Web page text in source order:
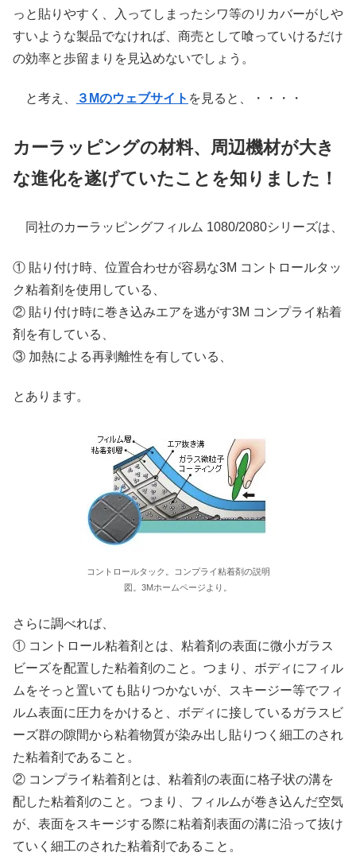
っと貼りやすく、入ってしまったシワ等のリカバーがしや
すいような製品でなければ、商売として喰っていけるだけ
の効率と歩留まりを見込めないでしょう。
と考え、 ３Mのウェブサイト を見ると、・・・・
カーラッピングの材料、周辺機材が大き
な進化を遂げていたことを知りました！
同社のカーラッピングフィルム 1080/2080シリーズは、
① 貼り付け時、位置合わせが容易な3M コントロールタッ
ク粘着剤を使用している、
② 貼り付け時に巻き込みエアを逃がす3M コンプライ粘着
剤を有している、
③ 加熱による再剥離性を有している、
とあります。
コントロールタック。コンプライ粘着剤の説明
図。3Mホームページより。
さらに調べれば、
① コントロール粘着剤とは、粘着剤の表面に微小ガラス
ビーズを配置した粘着剤のこと。つまり、ボディにフィル
ムをそっと置いても貼りつかないが、スキージー等でフィ
ルム表面に圧力をかけると、ボディに接しているガラスビ
ーズ群の隙間から粘着物質が染み出し貼りつく細工のされ
た粘着剤であること。
② コンプライ粘着剤とは、粘着剤の表面に格子状の溝を
配した粘着剤のこと。つまり、フィルムが巻き込んだ空気
が、表面をスキージする際に粘着剤表面の溝に沿って抜け
ていく細工のされた粘着剤であること。